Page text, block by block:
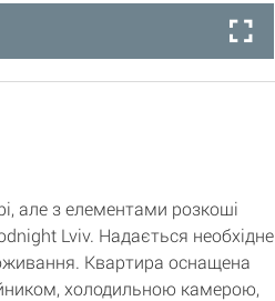
але з елементами розкоші
Lviv. Надається необхідне
Квартира оснащена
холодильною камерою,